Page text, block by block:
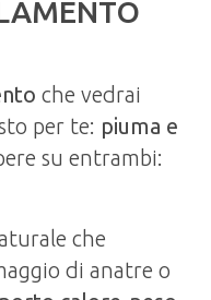
che vedrai
per te: piuma e
su entrambi:
che
di anatre o